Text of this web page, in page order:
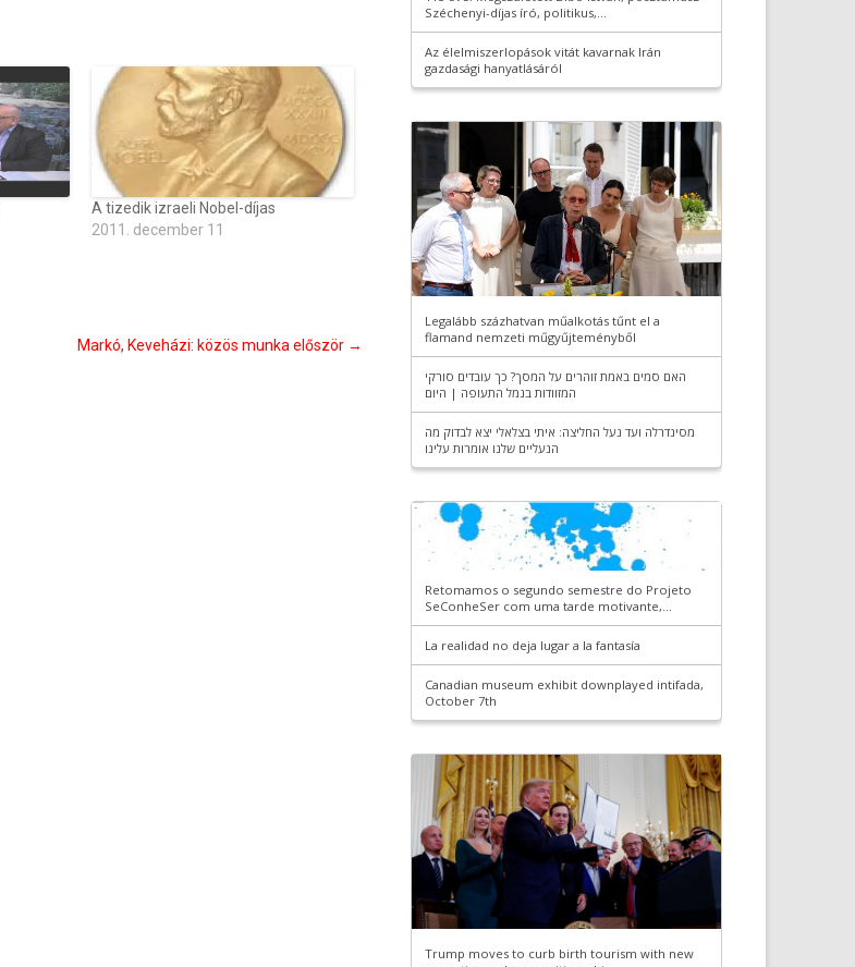
A tizedik izraeli Nobel-díjas
2011. december 11
Markó, Keveházi: közös munka először →